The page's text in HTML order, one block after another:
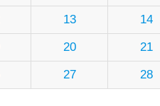
13 14
20 21
27
28